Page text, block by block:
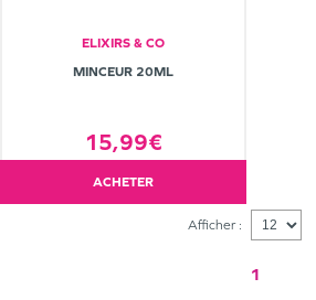
ELIXIRS & CO
MINCEUR 20ML
15,99€
ACHETER
Afficher :
1